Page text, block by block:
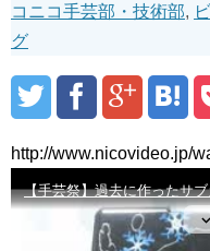
コニコ手芸部・技術部,
グ
http://www.nicovideo.jp/